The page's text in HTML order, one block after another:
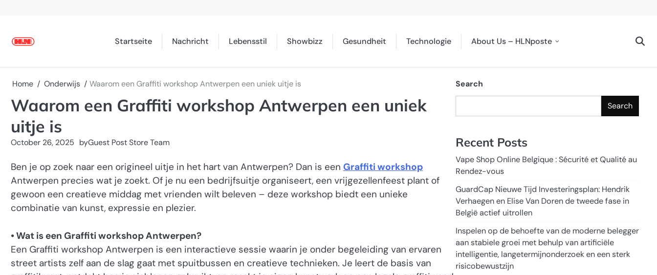
Startseite
Nachricht Lebensstil Showbizz Gesundheit Technologie About Us – HLNposte
Home Onderwijs Waarom een Graffiti workshop Antwerpen een uniek uitje is
Waarom een Graffiti workshop Antwerpen een uniek
uitje is
October 26, 2025 byGuest Post Store Team
Ben je op zoek naar een origineel uitje in het hart van Antwerpen? Dan is een Graffiti workshop
Antwerpen precies wat je zoekt. Of je nu een bedrijfsuitje organiseert, een vrijgezellenfeest plant of
gewoon een creatieve middag met vrienden wilt beleven – deze workshop biedt een unieke
combinatie van kunst, expressie en plezier.
• Wat is een Graffiti workshop Antwerpen?
Een Graffiti workshop Antwerpen is een interactieve sessie waarin je onder begeleiding van ervaren
street artists zelf aan de slag gaat met spuitbussen en creatieve technieken. Je leert de basis van
Search
Search
Recent Posts
Vape Shop Online Belgique : Sécurité et Qualité au
Rendez-vous
GuardCap Nieuwe Tijd Investeringsplan: Hendrik
Verhaegen en Elise Van Doren de tweede fase in
België actief uitrollen
Inspelen op de behoefte van de moderne belegger
aan stabiele groei met behulp van artificiële
intelligentie, langetermijnonderzoek en een sterk
risicobewustzijn